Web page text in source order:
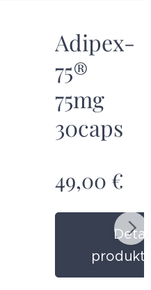
Adipex-
75®
75mg
30caps
49,00 €